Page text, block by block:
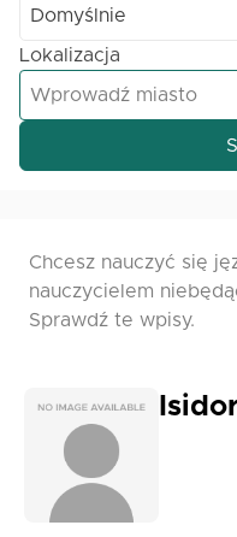
Domyślnie
Lokalizacja
Chcesz nauczyć się
nauczycielem
Sprawdź te wpisy.